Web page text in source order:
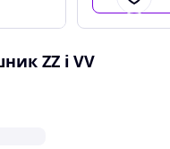
ZZ і VV